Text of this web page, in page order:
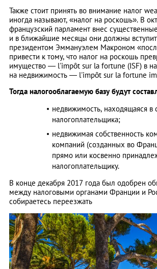
Также стоит принять во внимание налог
иногда называют, «налог на роскошь». В
французский парламент внес
и в ближайшие месяцы они должны
президентом Эммануэлем Макроном
привести к тому, что налог на роскошь
имущество — l'impôt sur la fortune (ISF) в
на недвижимость — l'impôt sur la fortune
Тогда налогооблагаемую базу будут
недвижимость, находящаяся в
налогоплательщика;
недвижимая собственность
компаний (созданных во
прямо или косвенно
налогоплательщику.
В конце декабря 2017 года был одобрен
между налоговыми органами Франции и
собираетесь переезжать